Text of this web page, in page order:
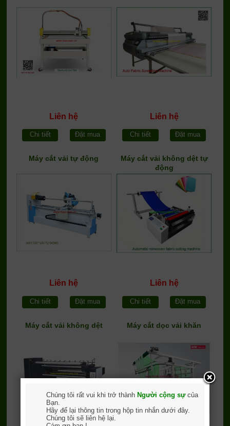
Liên hệ
Chi tiết Đặt mua
Liên hệ
Chi tiết Đặt mua
Máy cắt vải tự động
Liên hệ
Chi tiết Đặt mua
Máy cắt vải không dệt tự
động
Liên hệ
Chi tiết Đặt mua
Máy cắt vải không dệt Máy cắt dọc vải khăn
Chúng tôi rất vui khi trở thành Người cộng sựcủa
Bạn.
Hãy để lại thông tin trong hộp tin nhắn dưới đây.
Chúng tôi sẽ liên hệ lại.